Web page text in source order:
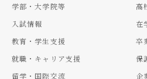
学部・大学院等
入試情報
教育・学生支援
就職・キャリア支援
留学・国際交流
高
在
卒
保
企